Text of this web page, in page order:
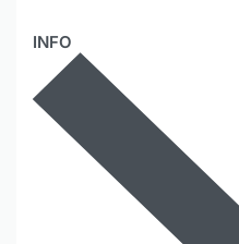
INFO